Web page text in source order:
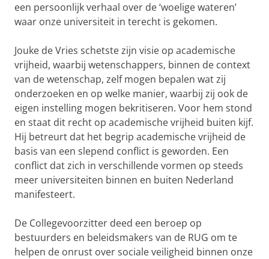
een persoonlijk verhaal over de ‘woelige wateren’
waar onze universiteit in terecht is gekomen.
Jouke de Vries schetste zijn visie op academische
vrijheid, waarbij wetenschappers, binnen de context
van de wetenschap, zelf mogen bepalen wat zij
onderzoeken en op welke manier, waarbij zij ook de
eigen instelling mogen bekritiseren. Voor hem stond
en staat dit recht op academische vrijheid buiten kijf.
Hij betreurt dat het begrip academische vrijheid de
basis van een slepend conflict is geworden. Een
conflict dat zich in verschillende vormen op steeds
meer universiteiten binnen en buiten Nederland
manifesteert.
De Collegevoorzitter deed een beroep op
bestuurders en beleidsmakers van de RUG om te
helpen de onrust over sociale veiligheid binnen onze